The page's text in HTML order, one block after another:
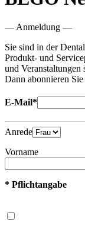
— Anmeldung —
Sie sind in der
Produkt- und
und Veranstaltungen
Dann abonnieren
E-Mail*
Anrede
Vorname
* Pflichtangabe